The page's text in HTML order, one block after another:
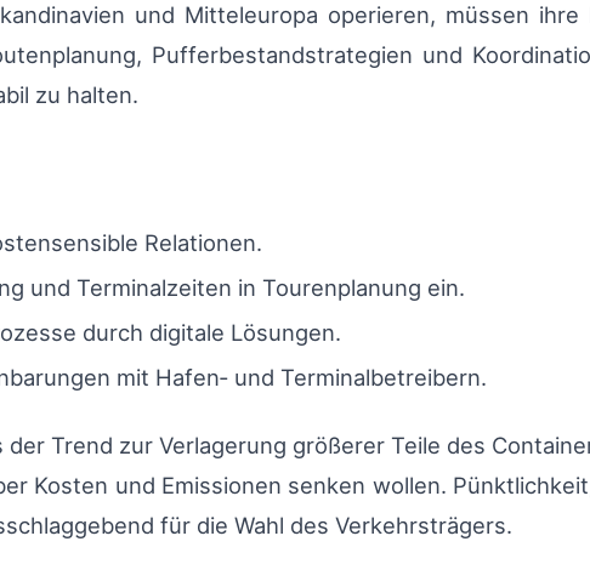
und Mitteleuropa operieren, müssen
Pufferbestandstrategien und
zu halten.
Relationen.
und Terminalzeiten in Tourenplanung ein.
durch digitale Lösungen.
mit Hafen‑ und Terminalbetreibern.
Trend zur Verlagerung größerer Teile des
Kosten und Emissionen senken wollen.
für die Wahl des Verkehrsträgers.